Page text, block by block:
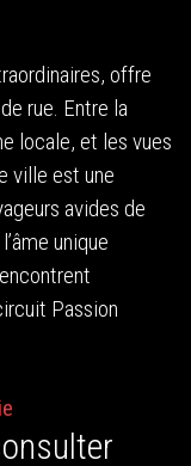
offre
rue. Entre la
locale, et les vues
ville est une
avides de
unique
Passion